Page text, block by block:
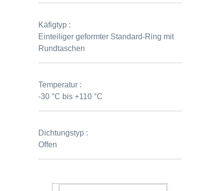
Käfigtyp :
Einteiliger geformter Standard-Ring mit
Rundtaschen
Temperatur :
-30 °C bis +110 °C
Dichtungstyp :
Offen